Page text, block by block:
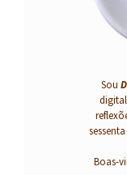
Sou
Boas-